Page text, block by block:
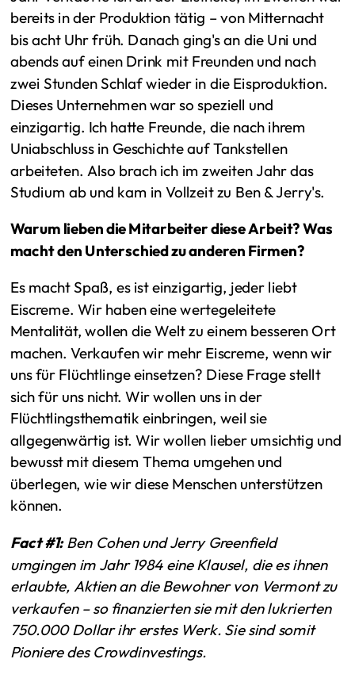
bereits in der Produktion tätig – von Mitternacht
bis acht Uhr früh. Danach ging's an die Uni und
abends auf einen Drink mit Freunden und nach
zwei Stunden Schlaf wieder in die Eisproduktion.
Dieses Unternehmen war so speziell und
einzigartig. Ich hatte Freunde, die nach ihrem
Uniabschluss in Geschichte auf Tankstellen
arbeiteten. Also brach ich im zweiten Jahr das
Studium ab und kam in Vollzeit zu Ben & Jerry's.
Warum lieben die Mitarbeiter diese Arbeit? Was
macht den Unterschied zu anderen Firmen?
Es macht Spaß, es ist einzigartig, jeder liebt
Eiscreme. Wir haben eine wertegeleitete
Mentalität, wollen die Welt zu einem besseren Ort
machen. Verkaufen wir mehr Eiscreme, wenn wir
uns für Flüchtlinge einsetzen? Diese Frage stellt
sich für uns nicht. Wir wollen uns in der
Flüchtlingsthematik einbringen, weil sie
allgegenwärtig ist. Wir wollen lieber umsichtig und
bewusst mit diesem Thema umgehen und
überlegen, wie wir diese Menschen unterstützen
können.
Fact #1:Ben Cohen und Jerry Greenfield
umgingen im Jahr 1984 eine Klausel, die es ihnen
erlaubte, Aktien an die Bewohner von Vermont zu
verkaufen – so finanzierten sie mit den lukrierten
750.000 Dollar ihr erstes Werk. Sie sind somit
Pioniere des Crowdinvestings.